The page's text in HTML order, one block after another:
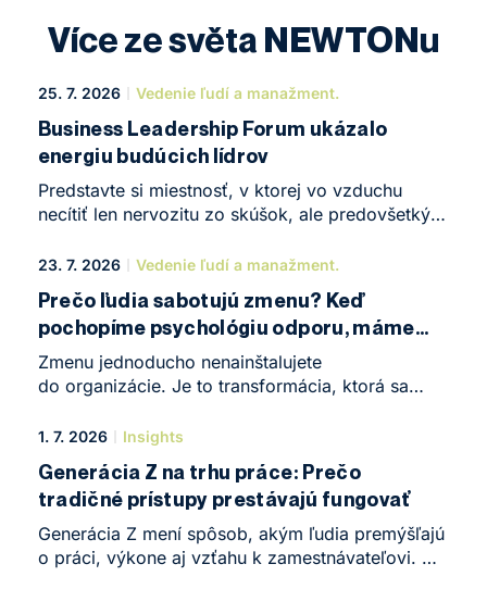
Více ze světa NEWTONu
25. 7. 2026 Vedenie ľudí a manažment.
Business Leadership Forum ukázalo
energiu budúcich lídrov
Predstavte si miestnosť, v ktorej vo vzduchu
necítiť len nervozitu zo skúšok, ale predovšetkým
zavládla koncom mája v NEWTON Business
Forum, komorná, no o to intenzívnejšia
konferencia, ktorá symbolicky uzavrela prvý rok
štúdia rovnomenného programu.
23. 7. 2026 Vedenie ľudí a manažment.
Prečo ľudia sabotujú zmenu? Keď
pochopíme psychológiu odporu, máme
z polovice vyhraté
Zmenu jednoducho nenainštalujete
do organizácie. Je to transformácia, ktorá sa
najgeniálnejšie biznisové stratégie narážajú
1. 7. 2026 Insights
Generácia Z na trhu práce: Prečo
tradičné prístupy prestávajú fungovať
Generácia Z mení spôsob, akým ľudia premýšľajú
o práci, výkone aj vzťahu k zamestnávateľovi. Do